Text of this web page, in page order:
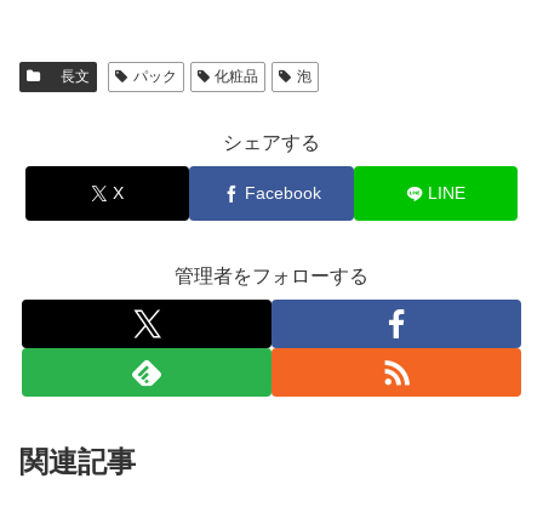
長文 パック 化粧品 泡
シェアする
X Facebook LINE
管理者をフォローする
関連記事